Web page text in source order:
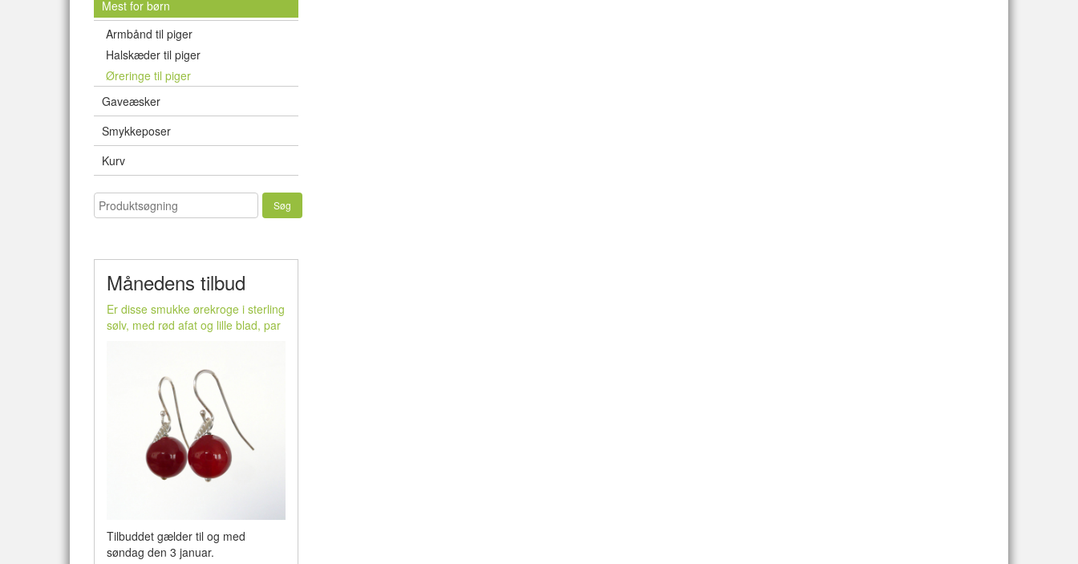
Mest for børn
Armbånd til piger
Halskæder til piger
Øreringe til piger
Gaveæsker
Smykkeposer
Kurv
Månedens tilbud
Er disse smukke ørekroge i sterling
sølv, med rød afat og lille blad, par
Tilbuddet gælder til og med
søndag den 3 januar.